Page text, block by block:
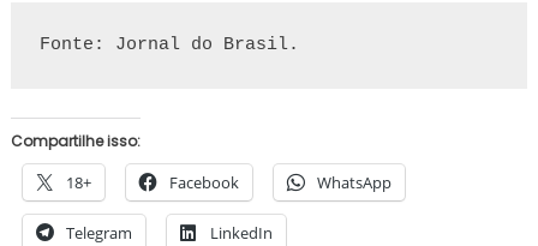
Fonte: Jornal do Brasil.
Compartilhe isso:
18+ Facebook WhatsApp
Telegram LinkedIn